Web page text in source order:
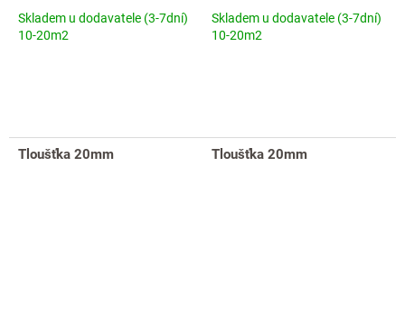
Skladem u dodavatele (3-7dní)
10-20m2
Skladem u dodavatele (3-7dní)
10-20m2
Tloušťka 20mm Tloušťka 20mm